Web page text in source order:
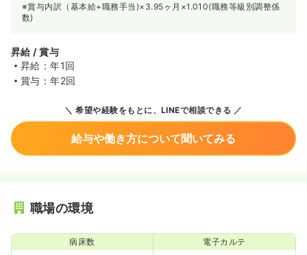
※賞与内訳（基本給+職務手当)×3.95ヶ月×1.010(職務等級別調整係
数)
昇給 / 賞与
昇給：年1回
賞与：年2回
希望や経験をもとに、LINEで相談できる
給与や働き方について聞いてみる
職場の環境
病床数 電子カルテ